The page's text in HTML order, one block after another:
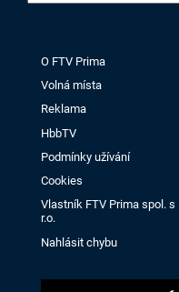
O FTV Prima
Volná místa
Reklama
HbbTV
Podmínky užívání
Cookies
Vlastník FTV Prima spol. s
r.o.
Nahlásit chybu